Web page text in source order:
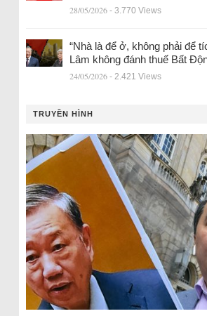
28/05/2026 - 3.770 Views
“Nhà là để ở, không phải để
Lâm không đánh thuế Bất
24/05/2026 - 2.421 Views
TRUYỀN HÌNH